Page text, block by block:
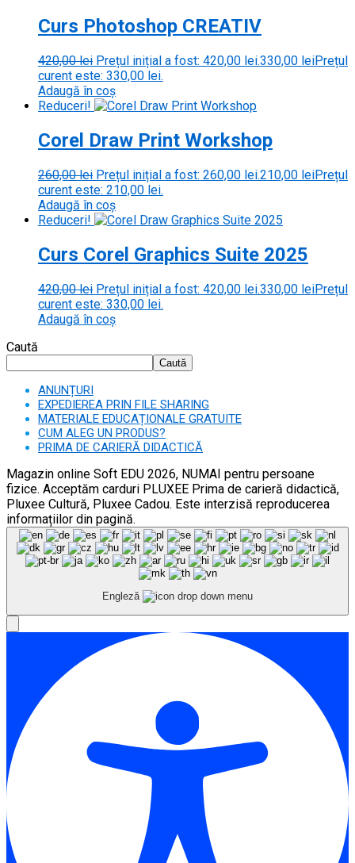
Curs Photoshop CREATIV
420,00lei Prețul inițial a fost: 420,00 lei.330,00 leiPrețul
curent este: 330,00 lei.
Adaugă în coș
Reduceri!
Corel Draw Print Workshop
260,00lei Prețul inițial a fost: 260,00 lei.210,00 leiPrețul
curent este: 210,00 lei.
Adaugă în coș
Reduceri!
Curs Corel Graphics Suite 2025
420,00lei Prețul inițial a fost: 420,00 lei.330,00 leiPrețul
curent este: 330,00 lei.
Adaugă în coș
Caută
Caută
ANUNȚURI
EXPEDIEREA PRIN FILE SHARING
MATERIALE EDUCAȚIONALE GRATUITE
CUM ALEG UN PRODUS?
PRIMA DE CARIERĂ DIDACTICĂ
Magazin online Soft EDU 2026, NUMAI pentru persoane
fizice. Acceptăm carduri PLUXEE Prima de carieră didactică,
Pluxee Cultură, Pluxee Cadou. Este interzisă reproducerea
informațiilor din pagină.
Engleză